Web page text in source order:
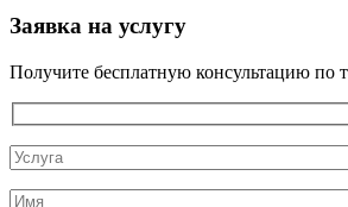
Заявка на услугу
Получите бесплатную консультацию по